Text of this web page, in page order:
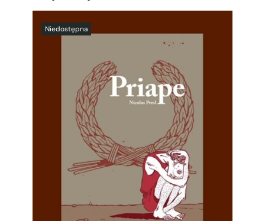
SZCZEGÓŁY